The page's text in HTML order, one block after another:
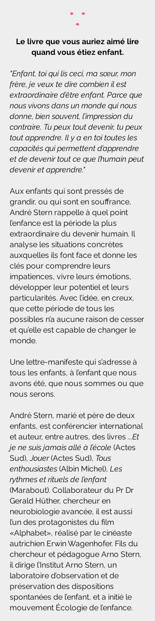
* *
*
Le livre que vous auriez aimé lire
quand vous étiez enfant.
"Enfant, toi qui lis ceci, ma sœur, mon
frère, je veux te dire combien il est
extraordinaire d’être enfant. Parce que
nous vivons dans un monde qui nous
donne, bien souvent, l’impression du
contraire. Tu peux tout devenir, tu peux
tout apprendre. Il y a en toi toutes les
capacités qui permettent d’apprendre
et de devenir tout ce que l’humain peut
devenir et apprendre."
Aux enfants qui sont pressés de
grandir, ou qui sont en souffrance,
André Stern rappelle à quel point
l’enfance est la période la plus
extraordinaire du devenir humain. Il
analyse les situations concrètes
auxquelles ils font face et donne les
clés pour comprendre leurs
impatiences, vivre leurs émotions,
développer leur potentiel et leurs
particularités. Avec l’idée, en creux,
que cette période de tous les
possibles n’a aucune raison de cesser
et qu’elle est capable de changer le
monde.
Une lettre-manifeste qui s’adresse à
tous les enfants, à l’enfant que nous
avons été, que nous sommes ou que
nous serons.
André Stern, marié et père de deux
enfants, est conférencier international
et auteur, entre autres, des livres ...Et
je ne suis jamais allé à l’école (Actes
Sud),Jouer(Actes Sud), Tous
enthousiastes (Albin Michel), Les
rythmes et rituels de l’enfant
(Marabout). Collaborateur du Pr Dr
Gerald Hüther, chercheur en
neurobiologie avancée, il est aussi
l’un des protagonistes du film
«Alphabet», réalisé par le cinéaste
autrichien Erwin Wagenhofer. Fils du
chercheur et pédagogue Arno Stern,
il dirige l’Institut Arno Stern, un
laboratoire d’observation et de
préservation des dispositions
spontanées de l’enfant, et a initié le
mouvement Écologie de l’enfance.